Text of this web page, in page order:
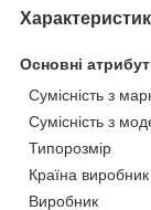
Основні
Сумісність з
Сумісність з
Типорозмір
Країна виробник
Виробник